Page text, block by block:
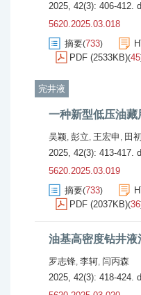
2025, 42(3): 406-412.
5620.2025.03.018
摘要(733)
PDF (2533KB)(45
完井液
一种新型低压油
吴颖, 彭立, 王宏申 , 田
2025, 42(3): 413-417.
5620.2025.03.019
摘要(733)
PDF (2037KB)(36
油基高密度钻井
罗志锋, 李轲, 闫丙森
2025, 42(3): 418-424.